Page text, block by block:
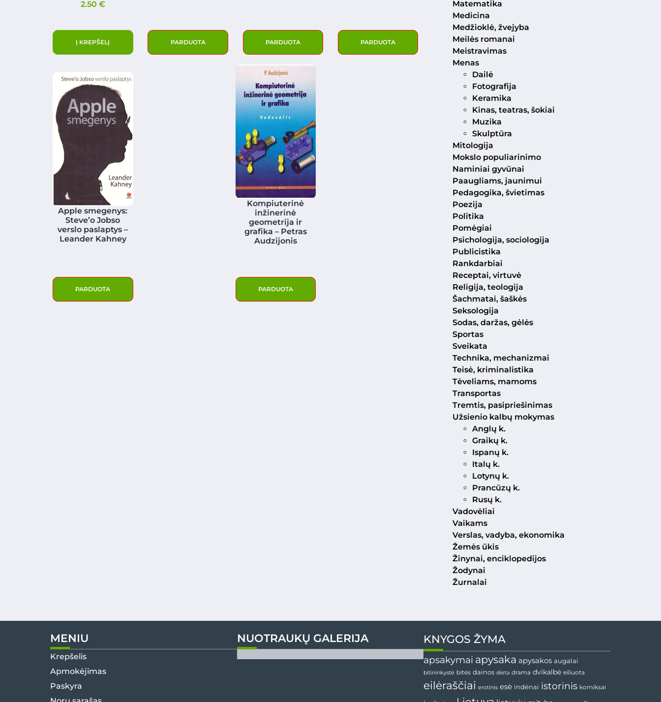
2.50 €
Į KREPŠELĮ PARDUOTA PARDUOTA PARDUOTA
Apple smegenys:
Steve’o Jobso
verslo paslaptys –
Leander Kahney
PARDUOTA
Kompiuterinė
inžinerinė
geometrija ir
grafika – Petras
Audzijonis
PARDUOTA
Matematika
Medicina
Medžioklė, žvejyba
Meilės romanai
Meistravimas
Menas
Dailė
Fotografija
Keramika
Kinas, teatras, šokiai
Muzika
Skulptūra
Mitologija
Mokslo populiarinimo
Naminiai gyvūnai
Paaugliams, jaunimui
Pedagogika, švietimas
Poezija
Politika
Pomėgiai
Psichologija, sociologija
Publicistika
Rankdarbiai
Receptai, virtuvė
Religija, teologija
Šachmatai, šaškės
Seksologija
Sodas, daržas, gėlės
Sportas
Sveikata
Technika, mechanizmai
Teisė, kriminalistika
Tėveliams, mamoms
Transportas
Tremtis, pasipriešinimas
Užsienio kalbų mokymas
Anglų k.
Graikų k.
Ispanų k.
Italų k.
Lotynų k.
Prancūzų k.
Rusų k.
Vadovėliai
Vaikams
Verslas, vadyba, ekonomika
Žemės ūkis
Žinynai, enciklopedijos
Žodynai
Žurnalai
MENIU
Krepšelis
Apmokėjimas
Paskyra
NUOTRAUKŲ GALERIJA KNYGOS ŽYMA
apsakymai apysaka apysakos augalai
bitininkystė bitės dainos dieta drama dvikalbė eiliuota
eilėraščiai erotinis esė indėnai istorinis komiksai